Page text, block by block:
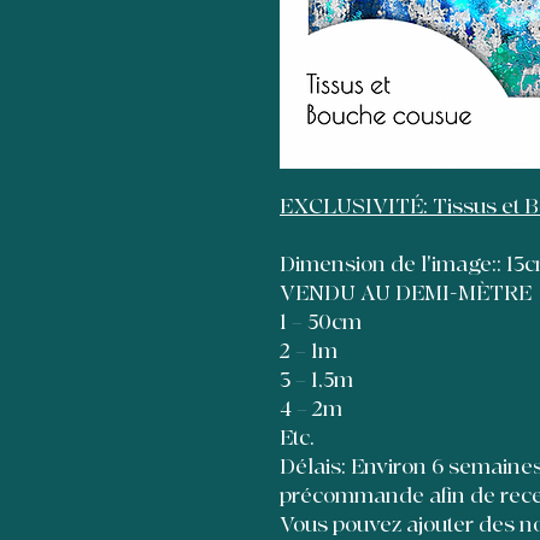
EXCLUSIVITÉ: Tissus et
Dimension de l'image::
VENDU AU DEMI-MÈTRE
1 = 50cm
2 = 1m
3 = 1,5m
4 = 2m
Etc.
Délais: Environ 6
précommande afin de
Vous pouvez ajouter des